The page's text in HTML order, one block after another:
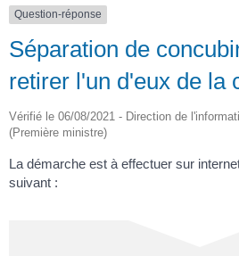
Question-réponse
Séparation de
retirer l'un d'eux de la
Vérifié le 06/08/2021 - Direction de
(Première ministre)
La démarche est à effectuer sur
suivant :